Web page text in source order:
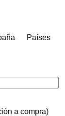
Países
a compra)